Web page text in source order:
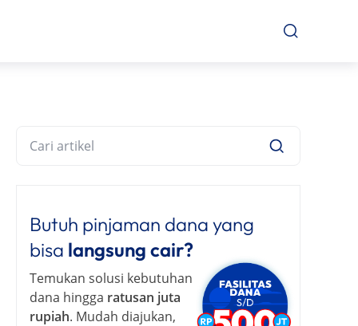
Butuh pinjaman dana yang
bisa langsung cair?
Temukan solusi kebutuhan
dana hingga ratusan juta
rupiah. Mudah diajukan,